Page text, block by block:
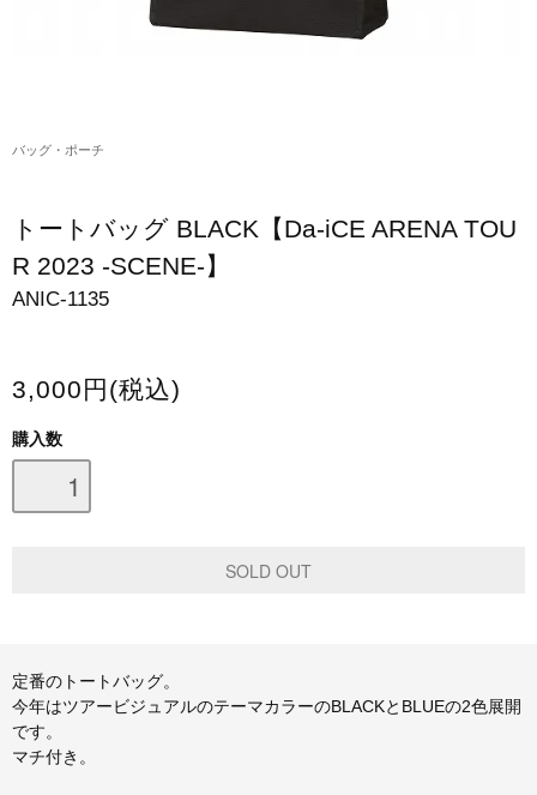
岩岡徹グッズ
和田颯｜Wagic Hour Worksグッズ
クリスマスアイテム
EC限定グッズ
会場限定グッズ
バッグ・ポーチ
トートバッグ BLACK【Da-iCE ARENA TOU
R 2023 -SCENE-】
ANIC-1135
3,000円(税込)
購入数
定番のトートバッグ。
今年はツアービジュアルのテーマカラーのBLACKとBLUEの2色展開
です。
マチ付き。